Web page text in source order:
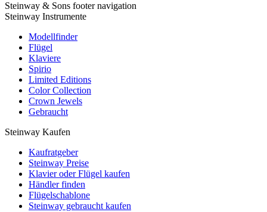
Steinway & Sons footer navigation
Steinway Instrumente
Modellfinder
Flügel
Klaviere
Spirio
Limited Editions
Color Collection
Crown Jewels
Gebraucht
Steinway Kaufen
Kaufratgeber
Steinway Preise
Klavier oder Flügel kaufen
Händler finden
Flügelschablone
Steinway gebraucht kaufen